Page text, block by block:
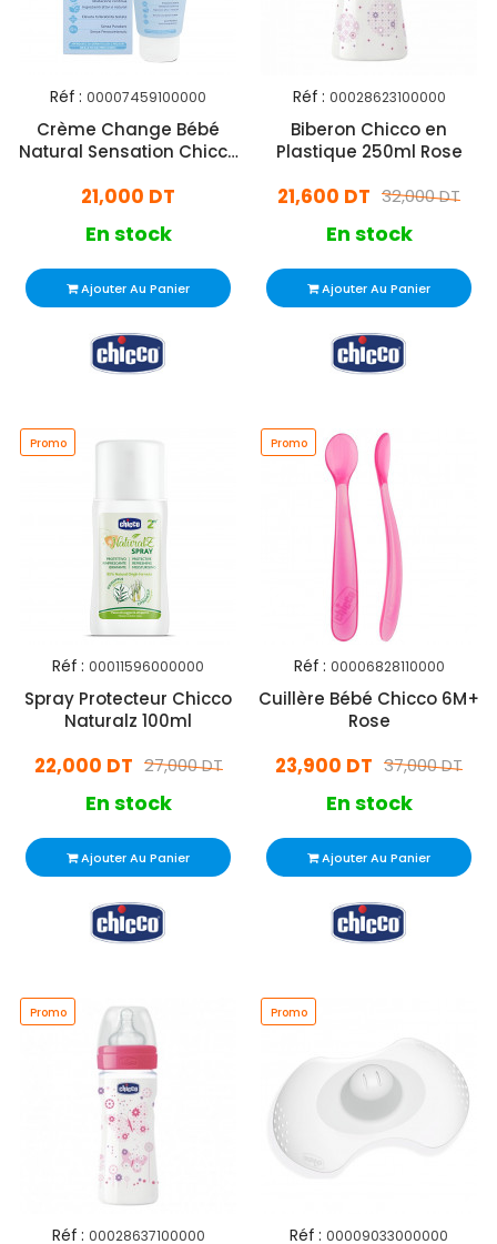
Réf : 00007459100000
Crème Change Bébé
Natural Sensation Chicco
21,000 DT
En stock
Ajouter Au Panier
Réf : 00028623100000
Biberon Chicco en
Plastique 250ml Rose
32,000 DT
21,600 DT
En stock
Ajouter Au Panier
Promo
Réf : 00011596000000
Spray Protecteur Chicco
Naturalz 100ml
27,000 DT
22,000 DT
En stock
Ajouter Au Panier
Promo
Réf : 00006828110000
Cuillère Bébé Chicco 6M+
Rose
37,000 DT
23,900 DT
En stock
Ajouter Au Panier
Promo
Réf : 00028637100000
Promo
Réf : 00009033000000